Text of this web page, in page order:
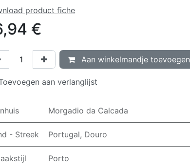
product fiche
€
Aan winkelmandje toevoegen
aan verlanglijst
Morgadio da Calcada
- Streek Portugal, Douro
Porto